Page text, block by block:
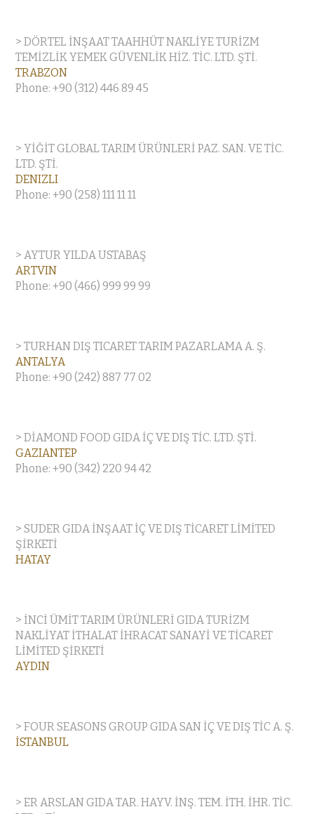
> DÖRTEL İNŞAAT TAAHHÜT NAKLİYE TURİZM
TEMİZLİK YEMEK GÜVENLİK HİZ. TİC. LTD. ŞTİ.
TRABZON
Phone: +90 (312) 446 89 45
> YİĞİT GLOBAL TARIM ÜRÜNLERİ PAZ. SAN. VE TİC.
LTD. ŞTİ.
DENIZLI
Phone: +90 (258) 111 11 11
> AYTUR YILDA USTABAŞ
ARTVIN
Phone: +90 (466) 999 99 99
> TURHAN DIŞ TICARET TARIM PAZARLAMA A. Ş.
ANTALYA
Phone: +90 (242) 887 77 02
> DİAMOND FOOD GIDA İÇ VE DIŞ TİC. LTD. ŞTİ.
GAZIANTEP
Phone: +90 (342) 220 94 42
> SUDER GIDA İNŞAAT İÇ VE DIŞ TİCARET LİMİTED
ŞİRKETİ
HATAY
> İNCİ ÜMİT TARIM ÜRÜNLERİ GIDA TURİZM
NAKLİYAT İTHALAT İHRACAT SANAYİ VE TİCARET
LİMİTED ŞİRKETİ
AYDIN
> FOUR SEASONS GROUP GIDA SAN İÇ VE DIŞ TİC A. Ş.
İSTANBUL
> ER ARSLAN GIDA TAR. HAYV. İNŞ. TEM. İTH. İHR. TİC.